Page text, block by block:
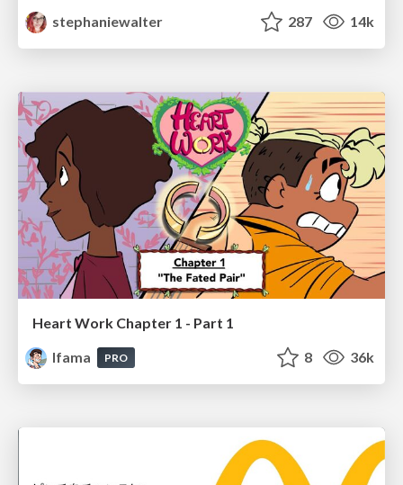
stephaniewalter
287 14k
Heart Work Chapter 1 - Part 1
lfama
PRO 8 36k